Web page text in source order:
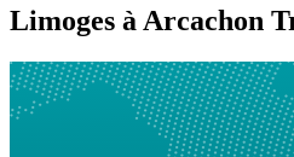
Limoges à Arcachon